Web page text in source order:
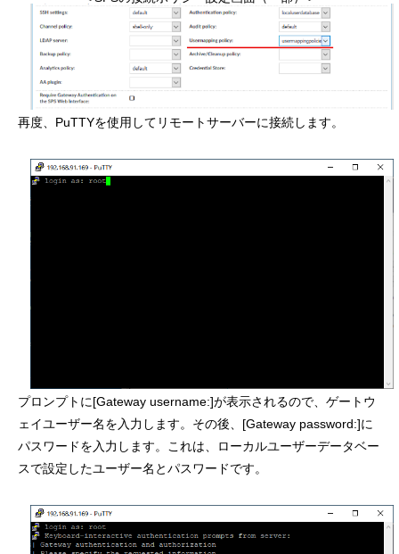
再度、PuTTYを使用してリモートサーバーに接続します。
プロンプトに[Gateway username:]が表示されるので、ゲートウ
ェイユーザー名を入力します。その後、[Gateway password:]に
パスワードを入力します。これは、ローカルユーザーデータベー
スで設定したユーザー名とパスワードです。